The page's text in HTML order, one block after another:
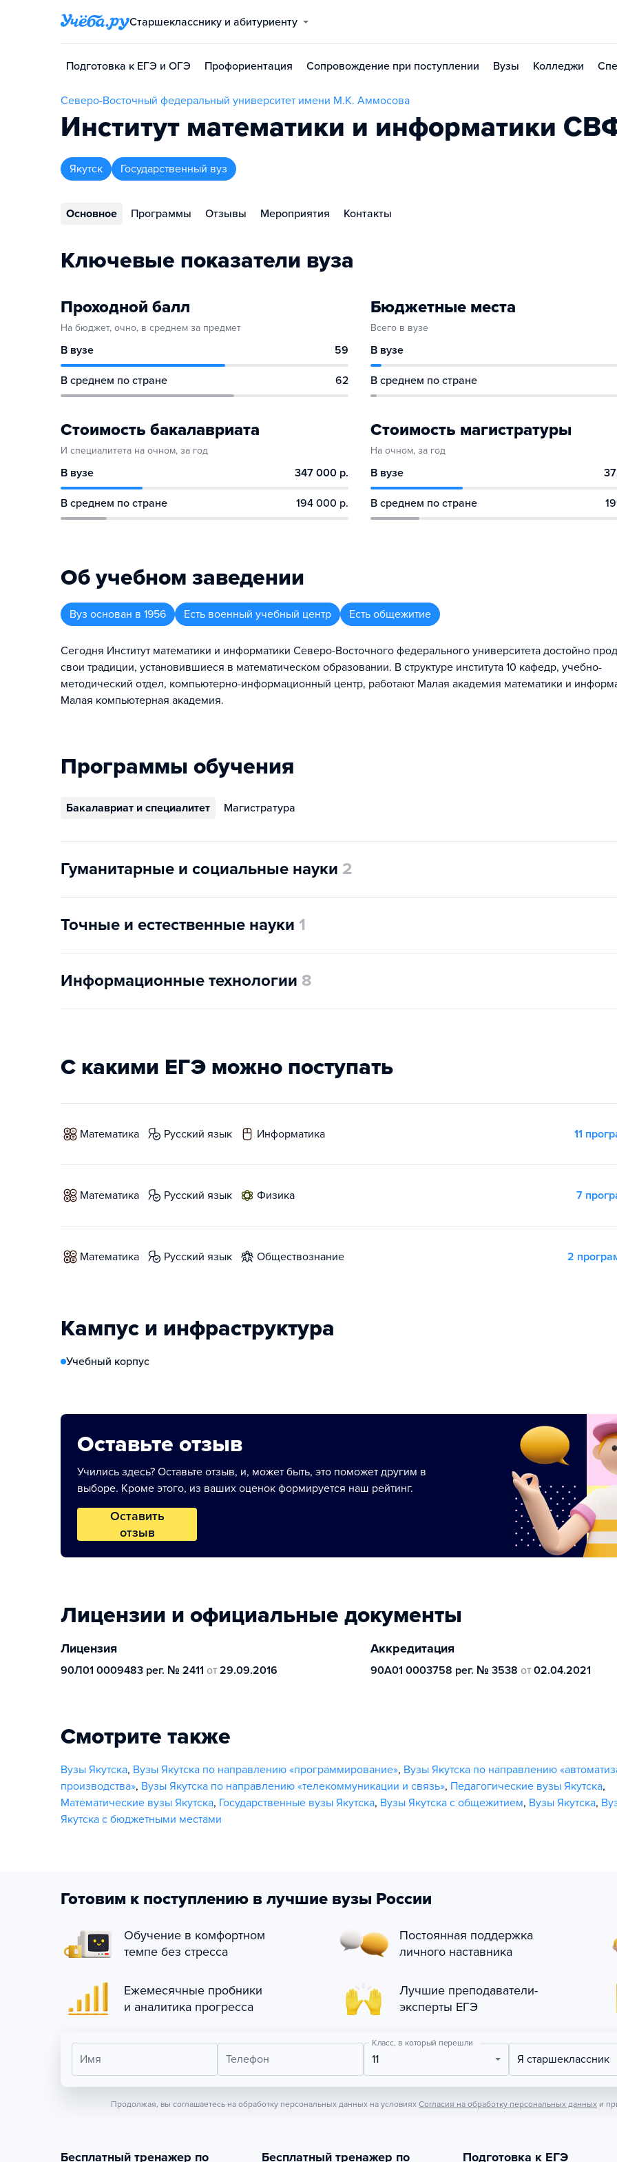
Старшекласснику и абитуриенту
Подготовка к ЕГЭ и ОГЭ Профориентация Сопровождение при поступлении Вузы Колледжи
Северо-Восточный федеральный университет имени М.К. Аммосова
Институт математики и информатики
Якутск Государственный вуз
Основное Программы Отзывы Мероприятия Контакты
Ключевые показатели вуза
Проходной балл
На бюджет, очно, в среднем за предмет
В вузе 59
В среднем по стране 62
Бюджетные места
Всего в вузе
В вузе
В среднем по стране
Стоимость бакалавриата
И специалитета на очном, за год
В вузе 347 000 р.
В среднем по стране 194 000 р.
Стоимость магистратуры
На очном, за год
В вузе
В среднем по стране
Об учебном заведении
Вуз основан в 1956 Есть военный учебный центр Есть общежитие
Сегодня Институт математики и информатики Северо-Восточного федерального университета достойно
свои традиции, установившиеся в математическом образовании. В структуре института 10 кафедр, учебно-
методический отдел, компьютерно-информационный центр, работают Малая академия математики и
Малая компьютерная академия.
Программы обучения
Бакалавриат и специалитет Магистратура
Гуманитарные и социальные науки 2
Точные и естественные науки 1
Информационные технологии 8
С какими ЕГЭ можно поступать
математика русский язык информатика 11
математика русский язык физика 7
математика русский язык обществознание 2
Кампус и инфраструктура
Учебный корпус
Оставьте отзыв
Учились здесь? Оставьте отзыв, и, может быть, это поможет другим в
выборе. Кроме этого, из ваших оценок формируется наш рейтинг.
Оставить
отзыв
Лицензии и официальные документы
Лицензия
90Л01 0009483 рег. № 2411 от 29.09.2016
Аккредитация
90А01 0003758 рег. № 3538 от 02.04.2021
Смотрите также
Вузы Якутска, Вузы Якутска по направлению «программирование», Вузы Якутска по направлению
производства», Вузы Якутска по направлению «телекоммуникации и связь», Педагогические вузы Якутска,
Математические вузы Якутска, Государственные вузы Якутска, Вузы Якутска с общежитием, Вузы Якутска,
Якутска с бюджетными местами
Готовим к поступлению в лучшие вузы России
Обучение в комфортном
темпе без стресса
Постоянная поддержка
личного наставника
Ежемесячные пробники
и аналитика прогресса
Лучшие преподаватели-
эксперты ЕГЭ
Имя Телефон
Класс, в который перешли
11 Я старшеклассник
Продолжая, вы соглашаетесь на обработку персональных данных на условиях Согласия на обработку персональных данных и
Бесплатный тренажер по Бесплатный тренажер по Подготовка к ЕГЭ